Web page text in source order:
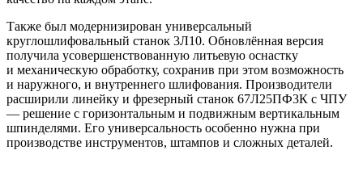
Также был модернизирован универсальный
круглошлифовальный станок 3Л10. Обновлённая версия
получила усовершенствованную литьевую оснастку
и механическую обработку, сохранив при этом возможность
и наружного, и внутреннего шлифования. Производители
расширили линейку и фрезерный станок 67Л25ПФ3К с ЧПУ
— решение с горизонтальным и подвижным вертикальным
шпинделями. Его универсальность особенно нужна при
производстве инструментов, штампов и сложных деталей.